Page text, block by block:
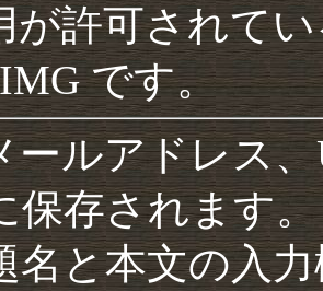
が許可されて
です。
ールアドレス
保存されます。
名と本文の入